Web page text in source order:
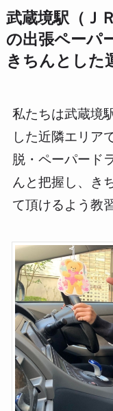
武蔵境駅（Ｊ
の出張ペーパ
きちんとした
私たちは武蔵境
した近隣エリア
脱・ペーパード
んと把握し、き
て頂けるよう教